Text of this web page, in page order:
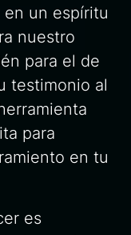
un espíritu
nuestro
para el de
testimonio al
para
en tu
es